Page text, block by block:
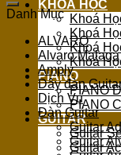
KHOÁ HỌC
Khoá
Khoá
Khoá
Khoá
PIANO
PIANO
PIANO
GUITAR
Guitar
Guitar
Danh Mục
ALVARO
Alvaro Malaga
Amply
Dây đàn
Dịch Vụ
Đàn Guitar
Guitar
Guitar